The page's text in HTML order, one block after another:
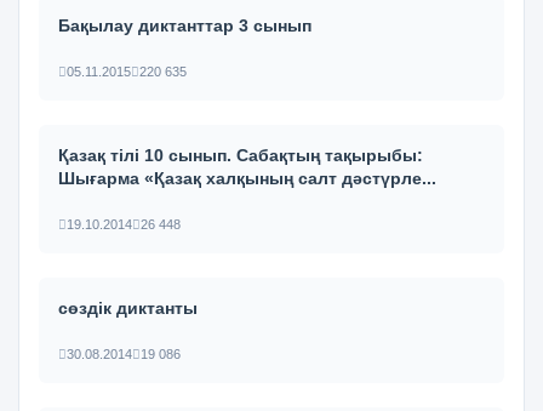
Бақылау диктанттар 3 сынып
05.11.2015 220 635
Қазақ тілі 10 сынып. Сабақтың тақырыбы:
Шығарма «Қазақ халқының салт дәстүрле...
19.10.2014 26 448
сөздік диктанты
30.08.2014 19 086